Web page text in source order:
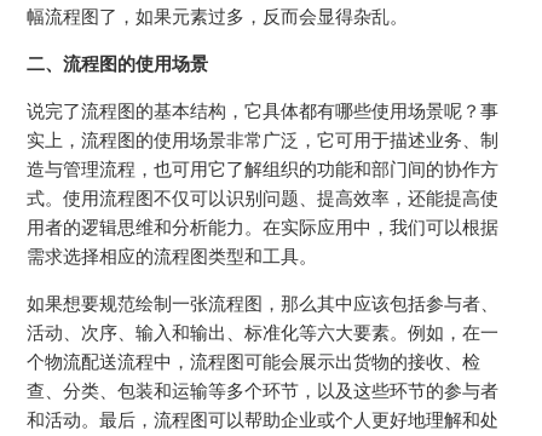
幅流程图了，如果元素过多，反而会显得杂乱。
二、流程图的使用场景
说完了流程图的基本结构，它具体都有哪些使用场景呢？事
实上，流程图的使用场景非常广泛，它可用于描述业务、制
造与管理流程，也可用它了解组织的功能和部门间的协作方
式。使用流程图不仅可以识别问题、提高效率，还能提高使
用者的逻辑思维和分析能力。在实际应用中，我们可以根据
需求选择相应的流程图类型和工具。
如果想要规范绘制一张流程图，那么其中应该包括参与者、
活动、次序、输入和输出、标准化等六大要素。例如，在一
个物流配送流程中，流程图可能会展示出货物的接收、检
查、分类、包装和运输等多个环节，以及这些环节的参与者
和活动。最后，流程图可以帮助企业或个人更好地理解和处